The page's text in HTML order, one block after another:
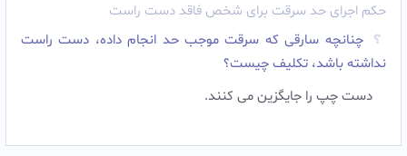
حکم اجرای حد سرقت برای شخص فاقد دست راست
چنانچه سارقی که سرقت موجب حد انجام داده، دست راست
نداشته باشد، تکلیف چیست؟
دست چپ را جایگزین می کنند.‌